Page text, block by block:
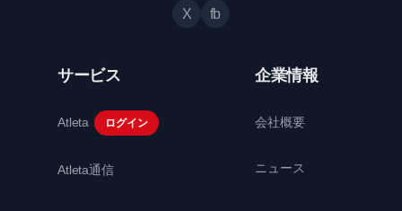
X fb
サービス
Atleta ログイン
Atleta通信
企業情報
会社概要
ニュース